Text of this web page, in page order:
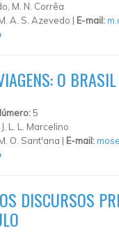
M. N. Corrêa
A. S. Azevedo | E-mail:
O
5
L. L. Marcelino
O. Sant'ana | E-mail:
DISCURSOS